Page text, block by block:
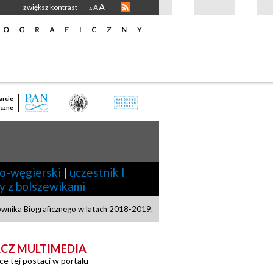
zwiększ kontrast A AA
węgierski | uczestnik I
z bolszewikami
Biograficznego w latach 2018-2019.
MULTIMEDIA
tej postaci w portalu